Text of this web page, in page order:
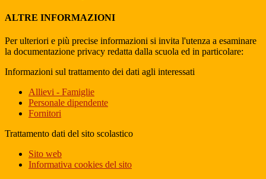
ALTRE INFORMAZIONI
Per ulteriori e più precise informazioni si invita l'utenza a esaminare
la documentazione privacy redatta dalla scuola ed in particolare:
Informazioni sul trattamento dei dati agli interessati
Allievi - Famiglie
Personale dipendente
Fornitori
Trattamento dati del sito scolastico
Sito web
Informativa cookies del sito